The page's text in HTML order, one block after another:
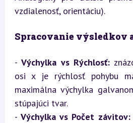
vzdialenosť, orientáciu).
Spracovanie výsledkov
- Výchylka vs Rýchlosť:
osi x je rýchlosť pohybu
maximálna výchylka
stúpajúci tvar.
- Výchylka vs Počet závitov: